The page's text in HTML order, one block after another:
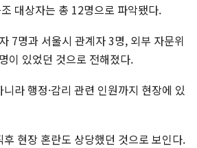
대상자는 총 12명으로 파악됐다.
7명과 서울시 관계자 3명, 외부 자문위
이 있었던 것으로 전해졌다.
라 행정·감리 관련 인원까지 현장에 있
현장 혼란도 상당했던 것으로 보인다.